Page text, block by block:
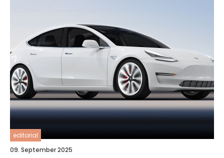
editorial
09. September 2025